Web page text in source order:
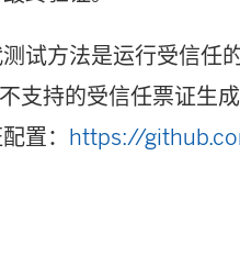
试方法是运行受信任
支持的受信任票证生
置： https://